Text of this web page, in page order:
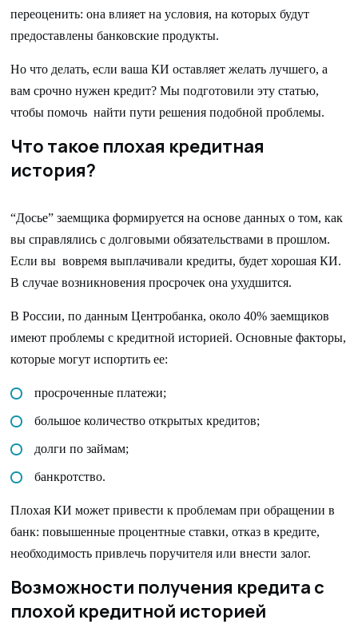
переоценить: она влияет на условия, на которых будут
предоставлены банковские продукты.
Но что делать, если ваша КИ оставляет желать лучшего, а
вам срочно нужен кредит? Мы подготовили эту статью,
чтобы помочь найти пути решения подобной проблемы.
Что такое плохая кредитная
история?
“Досье” заемщика формируется на основе данных о том, как
вы справлялись с долговыми обязательствами в прошлом.
Если вы вовремя выплачивали кредиты, будет хорошая КИ.
В случае возникновения просрочек она ухудшится.
В России, по данным Центробанка, около 40% заемщиков
имеют проблемы с кредитной историей. Основные факторы,
которые могут испортить ее:
просроченные платежи;
большое количество открытых кредитов;
долги по займам;
банкротство.
Плохая КИ может привести к проблемам при обращении в
банк: повышенные процентные ставки, отказ в кредите,
необходимость привлечь поручителя или внести залог.
Возможности получения кредита с
плохой кредитной историей